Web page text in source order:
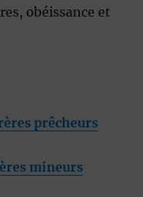
obéissance et
prêcheurs
mineurs